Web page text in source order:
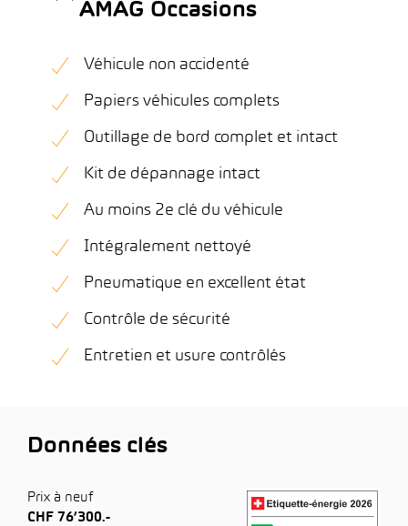
AMAG Occasions
Véhicule non accidenté
Papiers véhicules complets
Outillage de bord complet et intact
Kit de dépannage intact
Au moins 2e clé du véhicule
Intégralement nettoyé
Pneumatique en excellent état
Contrôle de sécurité
Entretien et usure contrôlés
Données clés
Prix à neuf
CHF 76’300.-